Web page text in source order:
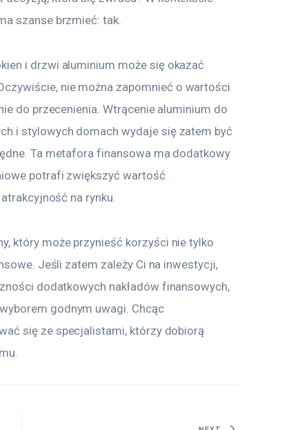
szanse brzmieć: tak.
i drzwi aluminium może się okazać
nie można zapomnieć o wartości
do przecenienia. Wtrącenie aluminium do
i stylowych domach wydaje się zatem być
Ta metafora finansowa ma dodatkowy
potrafi zwiększyć wartość
na rynku.
który może przynieść korzyści nie tylko
Jeśli zatem zależy Ci na inwestycji,
dodatkowych nakładów finansowych,
godnym uwagi. Chcąc
się ze specjalistami, którzy dobiorą